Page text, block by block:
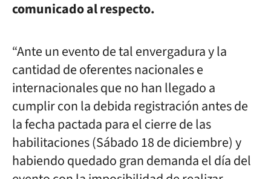
comunicado al respecto.
“Ante un evento de tal envergadura y la
cantidad de oferentes nacionales e
internacionales que no han llegado a
cumplir con la debida registración antes de
la fecha pactada para el cierre de las
habilitaciones (Sábado 18 de diciembre) y
habiendo quedado gran demanda el día del